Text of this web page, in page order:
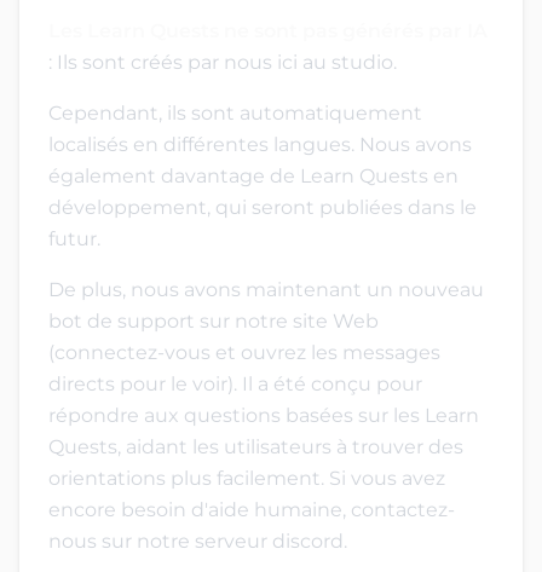
: Ils sont créés par nous ici au studio.
Cependant, ils sont automatiquement
localisés en différentes langues. Nous avons
également davantage de Learn Quests en
développement, qui seront publiées dans le
futur.
De plus, nous avons maintenant un nouveau
bot de support sur notre site Web
(connectez-vous et ouvrez les messages
directs pour le voir). Il a été conçu pour
répondre aux questions basées sur les Learn
Quests, aidant les utilisateurs à trouver des
orientations plus facilement. Si vous avez
encore besoin d'aide humaine, contactez-
nous sur notre serveur discord.